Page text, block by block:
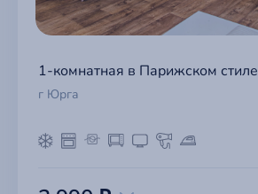
1-комнатная в Парижском стиле
г Юрга